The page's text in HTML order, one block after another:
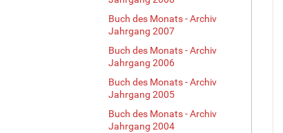
Buch des Monats - Archiv
Jahrgang 2007
Buch des Monats - Archiv
Jahrgang 2006
Buch des Monats - Archiv
Jahrgang 2005
Buch des Monats - Archiv
Jahrgang 2004